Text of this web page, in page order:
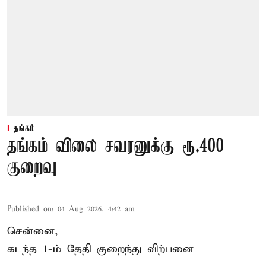
தங்கம்
தங்கம் விலை சவரனுக்கு ரூ.400
குறைவு
Published on: 04 Aug 2026, 4:42 am
சென்னை,
கடந்த 1-ம் தேதி குறைந்து விற்பனை